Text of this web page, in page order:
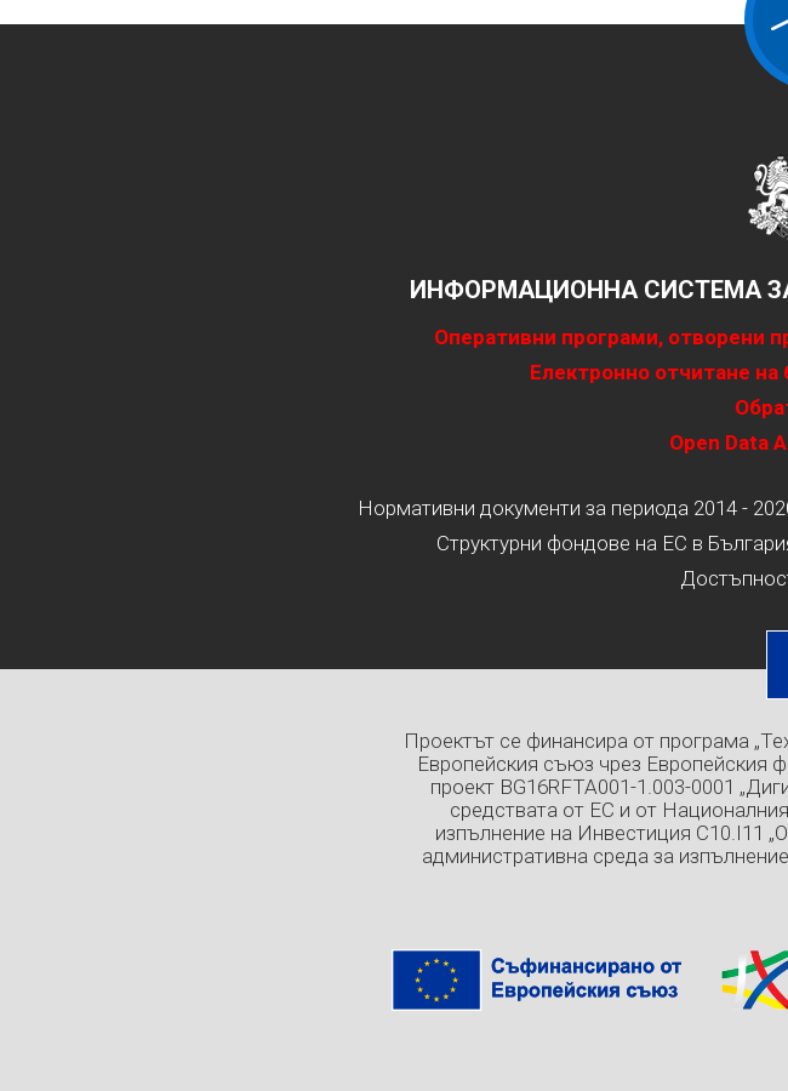
ИНФОРМАЦИОННА СИСТЕМА
Оперативни програми, отворени
Електронно отчитане
Open Data
Нормативни документи за периода 2014 -
Структурни фондове на ЕС в
Проектът се финансира от програма
Европейския съюз чрез Европейския
проект BG16RFTA001-1.003-0001
средствата от ЕС и от
изпълнение на Инвестиция C10.I11
административна среда за